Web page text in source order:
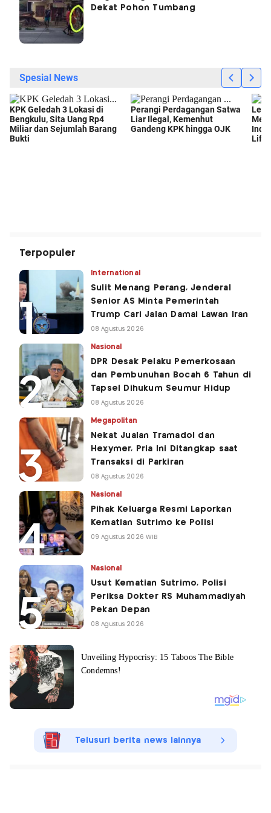
Dekat Pohon Tumbang
Terpopuler
International
Sulit Menang Perang, Jenderal
Senior AS Minta Pemerintah
Trump Cari Jalan Damai Lawan Iran
08 Agustus 2026
Nasional
DPR Desak Pelaku Pemerkosaan
dan Pembunuhan Bocah 6 Tahun di
Tapsel Dihukum Seumur Hidup
08 Agustus 2026
Megapolitan
Nekat Jualan Tramadol dan
Hexymer, Pria Ini Ditangkap saat
Transaksi di Parkiran
08 Agustus 2026
Nasional
Pihak Keluarga Resmi Laporkan
Kematian Sutrimo ke Polisi
09 Agustus 2026 WIB
Nasional
Usut Kematian Sutrimo, Polisi
Periksa Dokter RS Muhammadiyah
Pekan Depan
08 Agustus 2026
Telusuri berita news lainnya